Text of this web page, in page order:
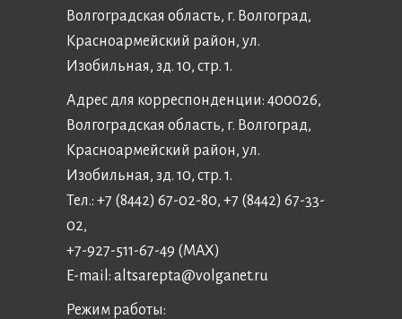
Волгоградская область, г. Волгоград,
Красноармейский район, ул.
Изобильная, зд. 10, стр. 1.
Адрес для корреспонденции: 400026,
Волгоградская область, г. Волгоград,
Красноармейский район, ул.
Изобильная, зд. 10, стр. 1.
Тел.: +7 (8442) 67-02-80, +7 (8442) 67-33-
02,
+7-927-511-67-49 (MAX)
E-mail: altsarepta@volganet.ru
Режим работы: